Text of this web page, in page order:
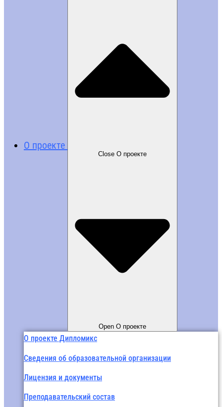
О проекте
Close О проекте
Open О проекте
О проекте Дипломикс
Сведения об образовательной организации
Лицензия и документы
Преподавательский состав